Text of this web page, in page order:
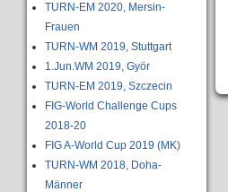
TURN-EM 2020, Mersin-
Frauen
TURN-WM 2019, Stuttgart
1.Jun.WM 2019, Györ
TURN-EM 2019, Szczecin
FIG-World Challenge Cups
2018-20
FIG A-World Cup 2019 (MK)
TURN-WM 2018, Doha-
Männer